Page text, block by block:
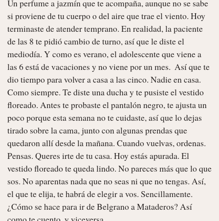
Un perfume a jazmín que te acompaña, aunque no se sabe
si proviene de tu cuerpo o del aire que trae el viento. Hoy
terminaste de atender temprano. En realidad, la paciente
de las 8 te pidió cambio de turno, así que le diste el
mediodía. Y como es verano, el adolescente que viene a
las 6 está de vacaciones y no viene por un mes.  Así que te
dio tiempo para volver a casa a las cinco. Nadie en casa.
Como siempre. Te diste una ducha y te pusiste el vestido
floreado. Antes te probaste el pantalón negro, te ajusta un
poco porque esta semana no te cuidaste, así que lo dejas
tirado sobre la cama, junto con algunas prendas que
quedaron allí desde la mañana. Cuando vuelvas, ordenas.
Pensas. Queres irte de tu casa. Hoy estás apurada. El
vestido floreado te queda lindo. No pareces más que lo que
sos. No aparentas nada que no seas ni que no tengas. Así,
el que te elija, te habrá de elegir a vos. Sencillamente.
¿Cómo se hace para ir de Belgrano a Mataderos? Así